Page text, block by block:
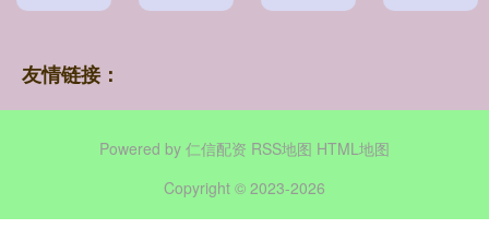
友情链接：
Powered by 仁信配资 RSS地图 HTML地图
Copyright © 2023-2026